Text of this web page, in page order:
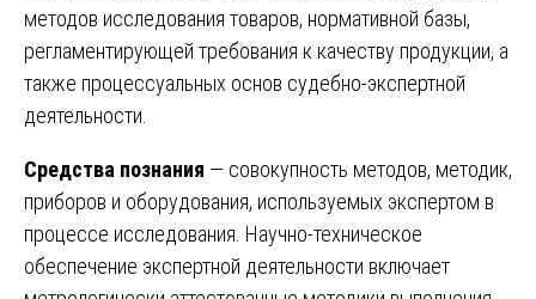
методов исследования товаров, нормативной базы,
регламентирующей требования к качеству продукции, а
также процессуальных основ судебно-экспертной
деятельности.
Средства познания — совокупность методов, методик,
приборов и оборудования, используемых экспертом в
процессе исследования. Научно-техническое
обеспечение экспертной деятельности включает